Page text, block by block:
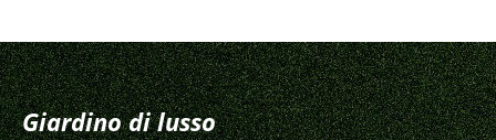
Giardino di lusso